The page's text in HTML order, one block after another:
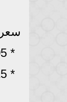
سعر
* 49.05 جنيه للشراء.
* 49.15 جنيه للبيع.